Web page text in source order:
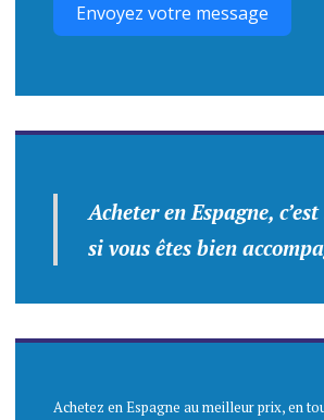
Envoyez votre message
Acheter en Espagne,
si vous êtes bien
Achetez en Espagne au meilleur prix, en